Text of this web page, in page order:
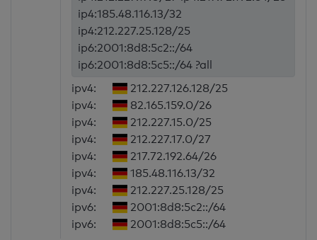
ip4:185.48.116.13/32
ip4:212.227.25.128/25
ip6:2001:8d8:5c2::/64
ip6:2001:8d8:5c5::/64 ?all
ipv4:
212.227.126.128/25
ipv4:
82.165.159.0/26
ipv4:
212.227.15.0/25
ipv4:
212.227.17.0/27
ipv4:
217.72.192.64/26
ipv4:
185.48.116.13/32
ipv4:
212.227.25.128/25
ipv6:
2001:8d8:5c2::/64
ipv6:
2001:8d8:5c5::/64